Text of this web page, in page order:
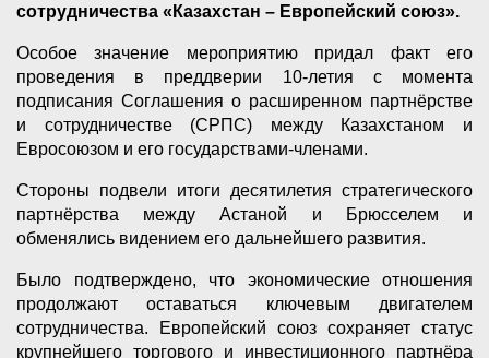
сотрудничества «Казахстан – Европейский союз».
Особое значение мероприятию придал факт его
проведения в преддверии 10-летия с момента
подписания Соглашения о расширенном партнёрстве
и сотрудничестве (СРПС) между Казахстаном и
Евросоюзом и его государствами-членами.
Стороны подвели итоги десятилетия стратегического
партнёрства между Астаной и Брюсселем и
обменялись видением его дальнейшего развития.
Было подтверждено, что экономические отношения
продолжают оставаться ключевым двигателем
сотрудничества. Европейский союз сохраняет статус
крупнейшего торгового и инвестиционного партнёра